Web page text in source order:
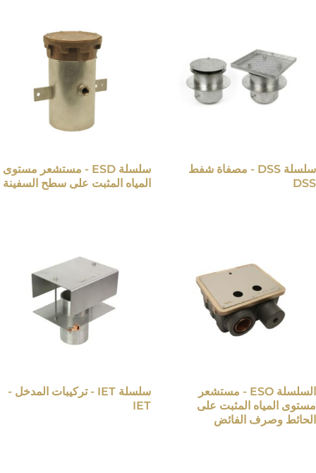
سلسلة DSS - مصفاة شفط
DSS
سلسلة ESD - مستشعر مستوى
المياه المثبت على سطح السفينة
السلسلة ESO - مستشعر
مستوى المياه المثبت على
الحائط وصرف الفائض
سلسلة IET - تركيبات المدخل -
IET